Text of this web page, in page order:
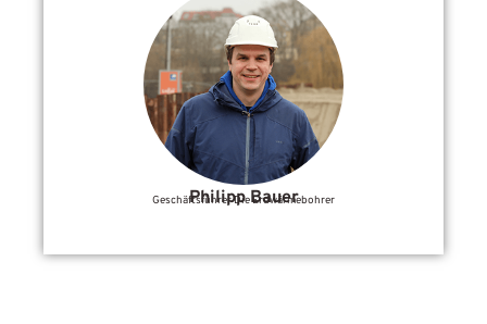
Philipp Bauer
Geschäftsführer Die Erdwärmebohrer